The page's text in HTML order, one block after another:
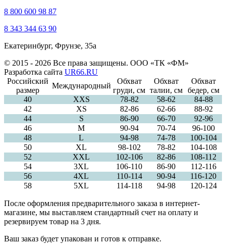
8 800 600 98 87
8 343 344 63 90
Екатеринбург, Фрунзе, 35а
© 2015 - 2026 Все права защищены. ООО «ТК «ФМ»
Разработка сайта UR66.RU
Российский
размер
Международный
Обхват
груди, см
Обхват
талии, см
Обхват
бедер, см
40
ХXS 78-82 58-62
84-88
42
XS 82-86 62-66
88-92
44
S 86-90 66-70
92-96
46
M 90-94 70-74
96-100
48
L 94-98 74-78
100-104
50
XL 98-102 78-82
104-108
52
XXL 102-106 82-86
108-112
54
3XL 106-110 86-90
112-116
56
4XL 110-114 90-94
116-120
58
5XL 114-118 94-98 120-124
После оформления предварительного заказа в интернет-
магазине, мы выставляем стандартный счет на оплату и
резервируем товар на 3 дня.
Ваш заказ будет упакован и готов к отправке.